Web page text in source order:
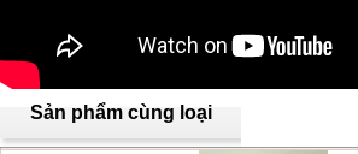
Sản phẩm cùng loại